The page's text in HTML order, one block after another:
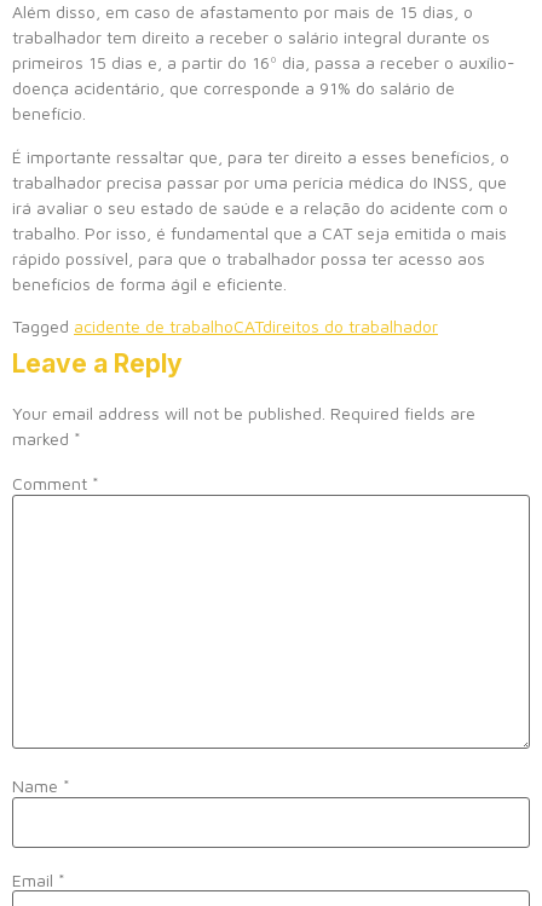
Além disso, em caso de afastamento por mais de 15 dias, o
trabalhador tem direito a receber o salário integral durante os
primeiros 15 dias e, a partir do 16º dia, passa a receber o auxílio-
doença acidentário, que corresponde a 91% do salário de
benefício.
É importante ressaltar que, para ter direito a esses benefícios, o
trabalhador precisa passar por uma perícia médica do INSS, que
irá avaliar o seu estado de saúde e a relação do acidente com o
trabalho. Por isso, é fundamental que a CAT seja emitida o mais
rápido possível, para que o trabalhador possa ter acesso aos
benefícios de forma ágil e eficiente.
Tagged acidente de trabalhoCATdireitos do trabalhador
Leave a Reply
Your email address will not be published. Required fields are
marked *
Comment *
Name *
Email *